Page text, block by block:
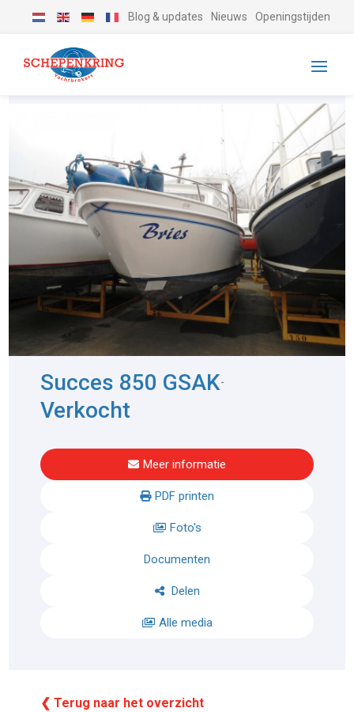
Blog & updates Nieuws Openingstijden
Succes 850 GSAK-
Verkocht
Meer informatie
PDF printen
Foto's
Documenten
Delen
Alle media
❮ Terug naar het overzicht